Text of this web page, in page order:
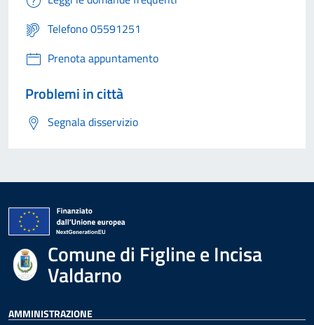
Telefono 05591251
Prenota appuntamento
Problemi in città
Segnala disservizio
Comune di Figline e Incisa
Valdarno
AMMINISTRAZIONE